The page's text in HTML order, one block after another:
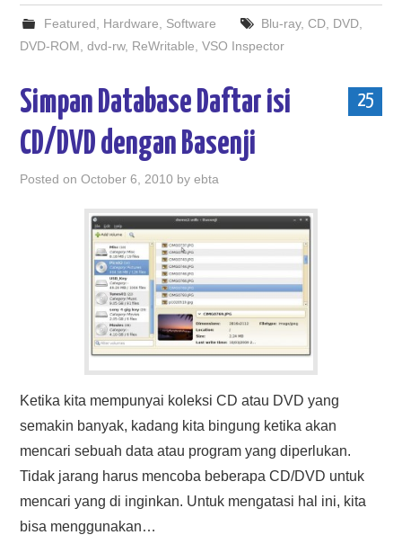
Featured Hardware Software Blu-ray, CD, DVD,
DVD-ROM ,dvd-rw, ReWritable ,VSO Inspector
25
Simpan Database Daftar isi
CD/DVD dengan Basenji
Posted onOctober 6, 2010 byebta
Ketika kita mempunyai koleksi CD atau DVD yang
semakin banyak, kadang kita bingung ketika akan
mencari sebuah data atau program yang diperlukan.
Tidak jarang harus mencoba beberapa CD/DVD untuk
mencari yang di inginkan. Untuk mengatasi hal ini, kita
bisa menggunakan…